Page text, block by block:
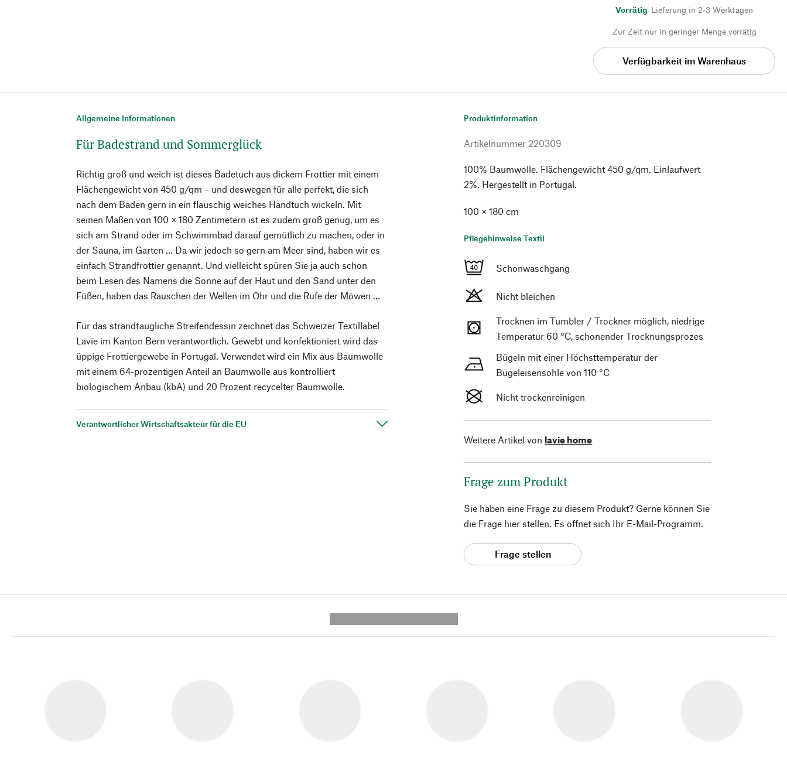
Vorrätig, Lieferung in 2-3 Werktagen
Zur Zeit nur in geringer Menge vorrätig
Verfügbarkeit im Warenhaus
Allgemeine Informationen
Für Badestrand und Sommerglück
Richtig groß und weich ist dieses Badetuch aus dickem Frottier mit einem
Flächengewicht von 450 g/qm – und deswegen für alle perfekt, die sich
nach dem Baden gern in ein flauschig weiches Handtuch wickeln. Mit
seinen Maßen von 100 × 180 Zentimetern ist es zudem groß genug, um es
sich am Strand oder im Schwimmbad darauf gemütlich zu machen, oder in
der Sauna, im Garten … Da wir jedoch so gern am Meer sind, haben wir es
einfach Strandfrottier genannt. Und vielleicht spüren Sie ja auch schon
beim Lesen des Namens die Sonne auf der Haut und den Sand unter den
Füßen, haben das Rauschen der Wellen im Ohr und die Rufe der Möwen …
Für das strandtaugliche Streifendessin zeichnet das Schweizer Textillabel
Lavie im Kanton Bern verantwortlich. Gewebt und konfektioniert wird das
üppige Frottiergewebe in Portugal. Verwendet wird ein Mix aus Baumwolle
mit einem 64-prozentigen Anteil an Baumwolle aus kontrolliert
biologischem Anbau (kbA) und 20 Prozent recycelter Baumwolle.
Verantwortlicher Wirtschaftsakteur für die EU
Produktinformation
Artikelnummer 220309
100% Baumwolle. Flächengewicht 450 g/qm. Einlaufwert
2%. Hergestellt in Portugal.
100 × 180 cm
Pflegehinweise Textil
Schonwaschgang
Nicht bleichen
Trocknen im Tumbler / Trockner möglich, niedrige
Temperatur 60 °C, schonender Trocknungsprozes
Bügeln mit einer Höchsttemperatur der
Bügeleisensohle von 110 °C
Nicht trockenreinigen
Weitere Artikel von lavie home
Frage zum Produkt
Sie haben eine Frage zu diesem Produkt? Gerne können Sie
die Frage hier stellen. Es öffnet sich Ihr E-Mail-Programm.
Frage stellen